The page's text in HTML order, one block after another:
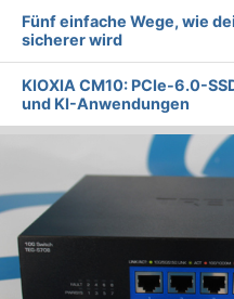
Fünf einfache Wege, wie
sicherer wird
KIOXIA CM10: PCIe-6.0-
und KI-Anwendungen